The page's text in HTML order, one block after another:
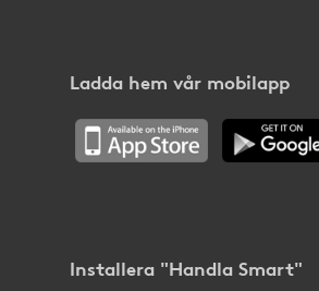
Ladda hem vår mobilapp
Installera "Handla Smart"